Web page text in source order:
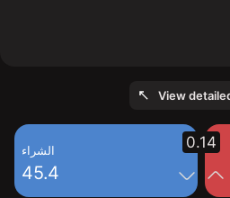
View
الشراء
45.4
0.14